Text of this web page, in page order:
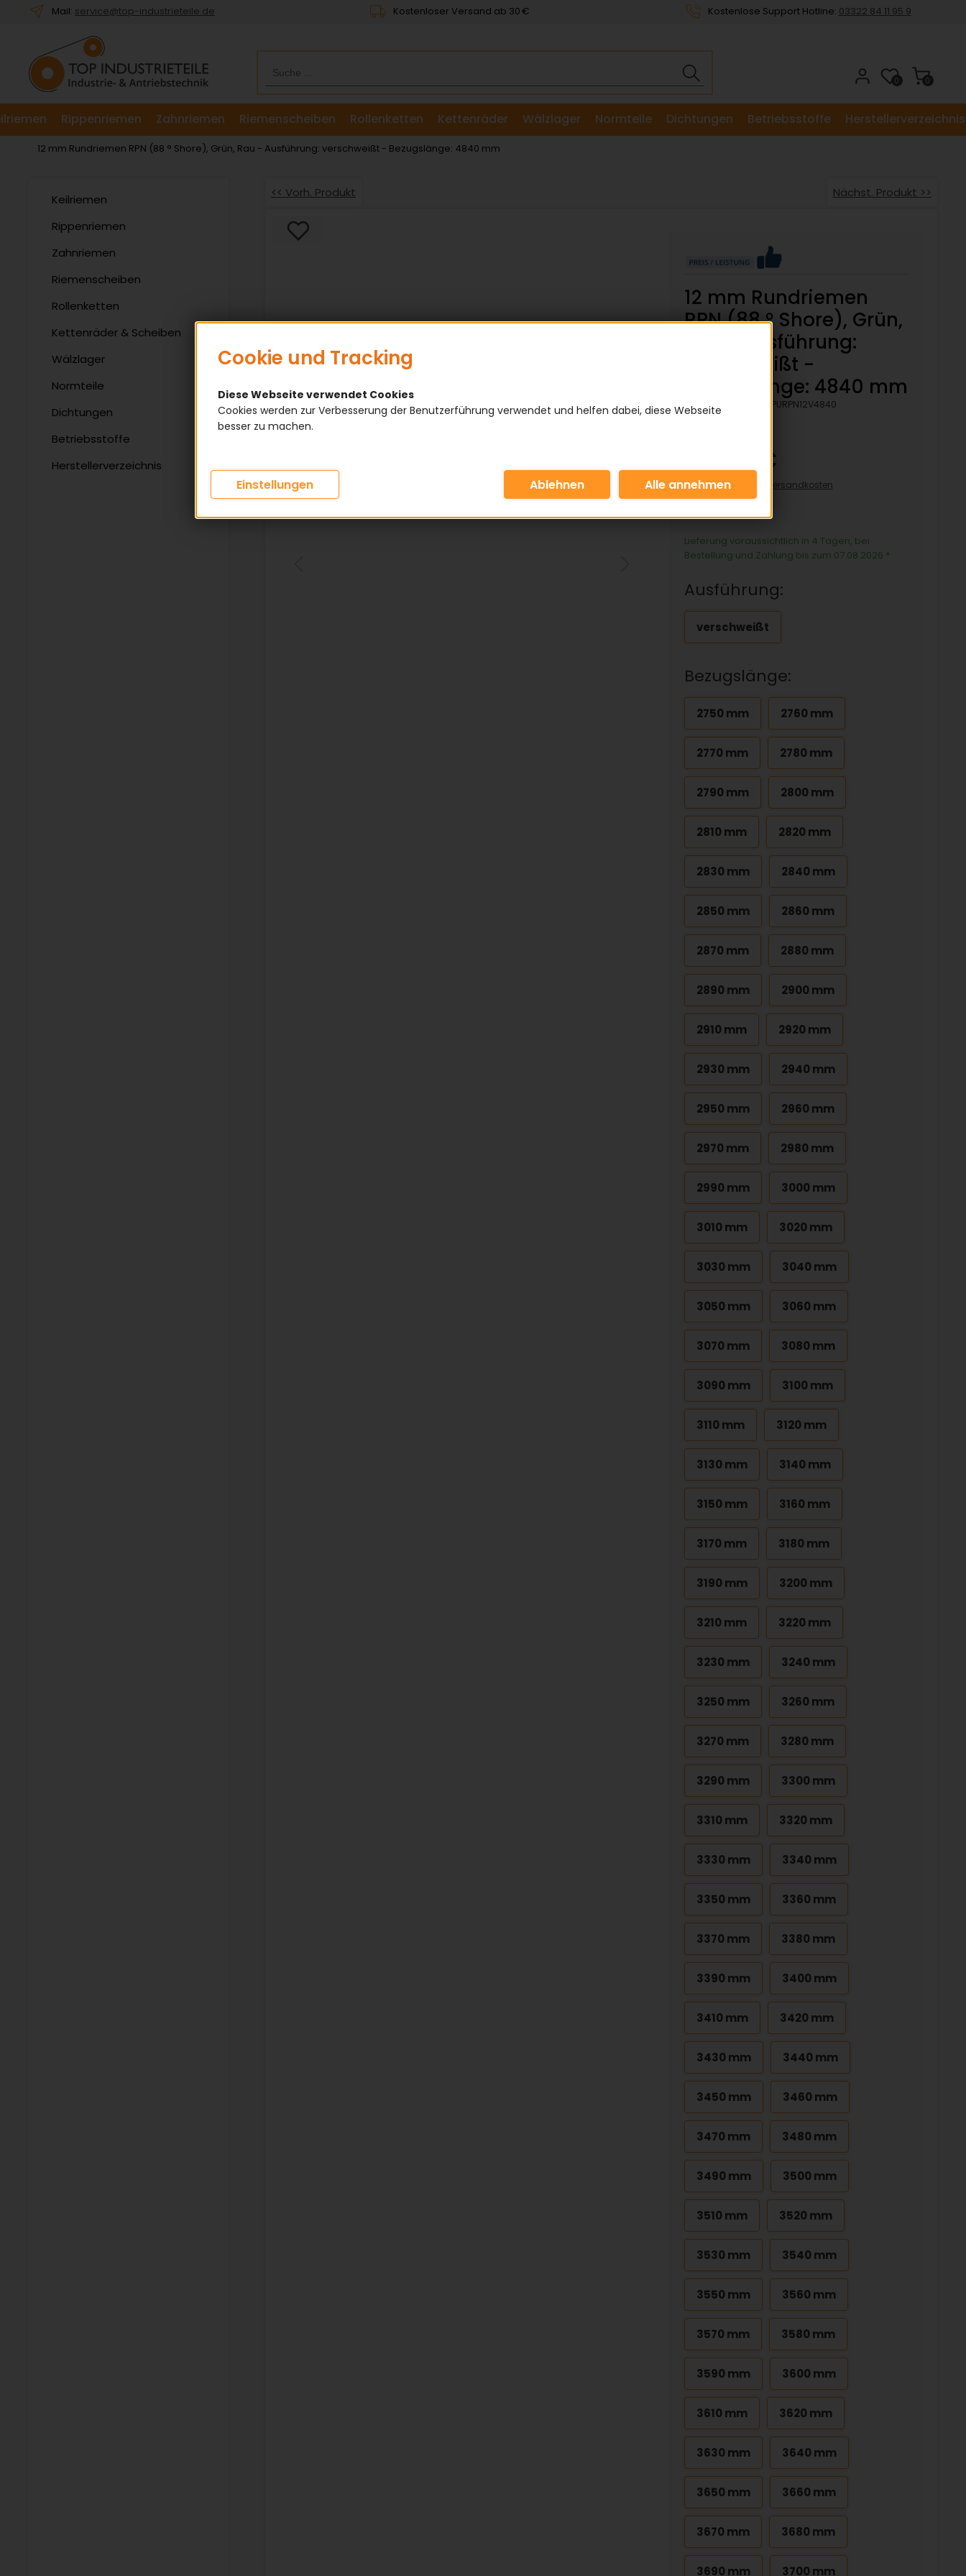
Willkommen.
für
das
Barrierefreiheitsmenü
Mail: service@top-industrieteile.de Kostenloser Versand ab 30 € Kostenlose Support Hotline: 03322 84 11 95 9
0
0
Rippenriemen Zahnriemen Riemenscheiben Rollenketten
Kettenräder
& Scheiben
Wälzlager Normteile Dichtungen Betriebsstoffe Herstellerverzeichnis
12 mm Rundriemen RPN (88 ° Shore), Grün, Rau - Ausführung: verschweißt - Bezugslänge: 4840 mm
Keilriemen
Rippenriemen
Zahnriemen
Riemenscheiben
Rollenketten
Kettenräder & Scheiben
Wälzlager
Normteile
Dichtungen
Betriebsstoffe
Herstellerverzeichnis
<< Vorh. Produkt Nächst. Produkt >>
12 mm Rundriemen
RPN (88 ° Shore), Grün,
Rau - Ausführung:
verschweißt -
Bezugslänge: 4840 mm
Artikelnummer: KPURPN12V4840
72,44 €
inkl. 19% MwSt zzgl.
Versandkosten
72,44€/pro Stück
Lieferung voraussichtlich in 4 Tagen, bei
Bestellung und Zahlung bis zum 07.08.2026 *
Ausführung:
verschweißt
Bezugslänge:
2750 mm 2760 mm
2770 mm 2780 mm
2790 mm 2800 mm
2810 mm 2820 mm
2830 mm 2840 mm
2850 mm 2860 mm
2870 mm 2880 mm
2890 mm 2900 mm
2910 mm 2920 mm
2930 mm 2940 mm
2950 mm 2960 mm
2970 mm 2980 mm
2990 mm 3000 mm
3010 mm 3020 mm
3030 mm 3040 mm
3050 mm 3060 mm
3070 mm 3080 mm
3090 mm 3100 mm
3110 mm 3120 mm
3130 mm 3140 mm
3150 mm 3160 mm
3170 mm 3180 mm
3190 mm 3200 mm
3210 mm 3220 mm
3230 mm 3240 mm
3250 mm 3260 mm
3270 mm 3280 mm
3290 mm 3300 mm
3310 mm 3320 mm
3330 mm 3340 mm
3350 mm 3360 mm
3370 mm 3380 mm
3390 mm 3400 mm
3410 mm 3420 mm
3430 mm 3440 mm
3450 mm 3460 mm
3470 mm 3480 mm
3490 mm 3500 mm
3510 mm 3520 mm
3530 mm 3540 mm
3550 mm 3560 mm
3570 mm 3580 mm
3590 mm 3600 mm
3610 mm 3620 mm
3630 mm 3640 mm
3650 mm 3660 mm
3670 mm 3680 mm
3690 mm 3700 mm
Cookie und Tracking
Diese Webseite verwendet Cookies
Cookies werden zur Verbesserung der Benutzerführung verwendet und helfen dabei, diese Webseite
besser zu machen.
Einstellungen